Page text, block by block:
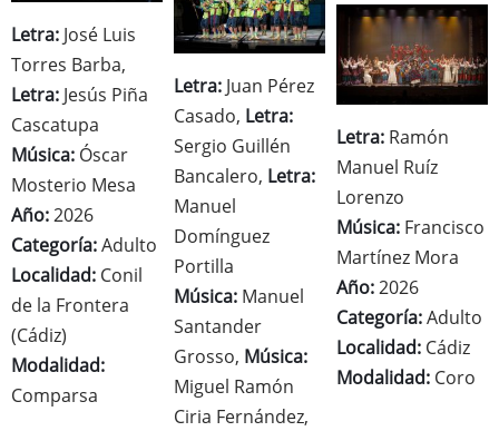
Letra: José Luis
Torres Barba,
Letra: Jesús Piña
Cascatupa
Música: Óscar
Mosterio Mesa
Año:2026
Categoría:Adulto
Localidad: Conil
de la Frontera
(Cádiz)
Modalidad:
Comparsa
Letra: Juan Pérez
Casado, Letra:
Sergio Guillén
Bancalero, Letra:
Manuel
Domínguez
Portilla
Música: Manuel
Santander
Grosso, Música:
Miguel Ramón
Ciria Fernández,
Letra: Ramón
Manuel Ruíz
Lorenzo
Música: Francisco
Martínez Mora
Año:2026
Categoría:Adulto
Localidad: Cádiz
Modalidad: Coro